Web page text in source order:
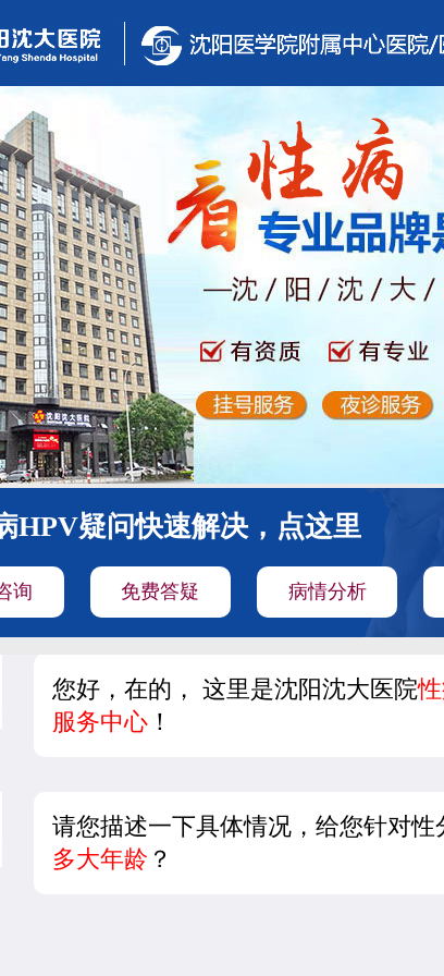
HPV疑问快速解决，点这里
询 免费答疑 病情分析
您好，在的， 这里是沈阳沈大医院
服务中心 ！
请您描述一下具体情况，给您针对
多大年龄 ？